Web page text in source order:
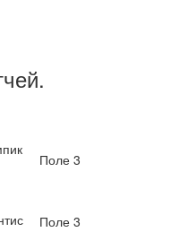
.
Поле 3
Поле 3